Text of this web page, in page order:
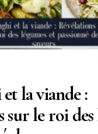
la viande :
sur le roi des